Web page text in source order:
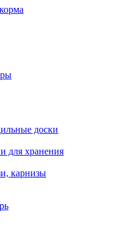
доски
для хранения
карнизы